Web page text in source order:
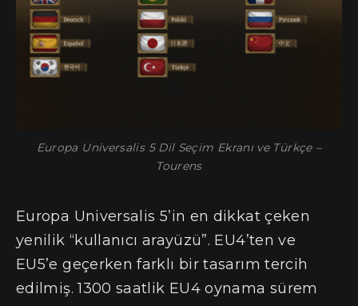
Europa Universalis 5 Dil Seçim Ekranı ve Türkçe –
Tourens
Europa Universalis 5’in en dikkat çeken
yenilik “kullanıcı arayüzü”. EU4’ten ve
EU5’e geçerken farklı bir tasarım tercih
edilmiş. 1300 saatlik EU4 oynama sürem